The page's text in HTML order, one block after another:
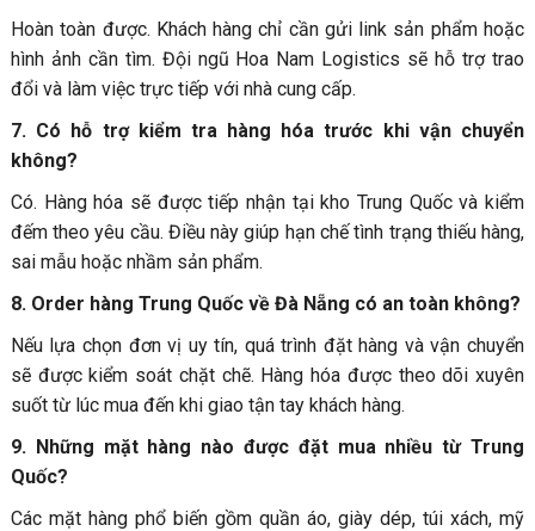
Hoàn toàn được. Khách hàng chỉ cần gửi link sản phẩm hoặc
hình ảnh cần tìm. Đội ngũ Hoa Nam Logistics sẽ hỗ trợ trao
đổi và làm việc trực tiếp với nhà cung cấp.
7. Có hỗ trợ kiểm tra hàng hóa trước khi vận chuyển
không?
Có. Hàng hóa sẽ được tiếp nhận tại kho Trung Quốc và kiểm
đếm theo yêu cầu. Điều này giúp hạn chế tình trạng thiếu hàng,
sai mẫu hoặc nhầm sản phẩm.
8. Order hàng Trung Quốc về Đà Nẵng có an toàn không?
Nếu lựa chọn đơn vị uy tín, quá trình đặt hàng và vận chuyển
sẽ được kiểm soát chặt chẽ. Hàng hóa được theo dõi xuyên
suốt từ lúc mua đến khi giao tận tay khách hàng.
9. Những mặt hàng nào được đặt mua nhiều từ Trung
Quốc?
Các mặt hàng phổ biến gồm quần áo, giày dép, túi xách, mỹ